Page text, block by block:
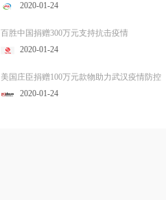
2020-01-24
百胜中国捐赠300万元支持抗击疫情
2020-01-24
美国庄臣捐赠100万元款物助力武汉疫情防控
2020-01-24